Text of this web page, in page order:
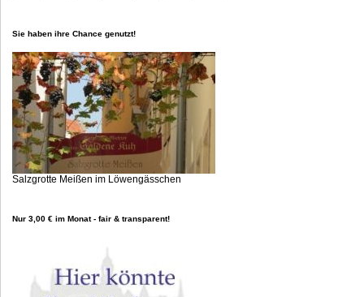
Sie haben ihre Chance genutzt!
Salzgrotte Meißen im Löwengässchen
Nur 3,00 € im Monat - fair & transparent!